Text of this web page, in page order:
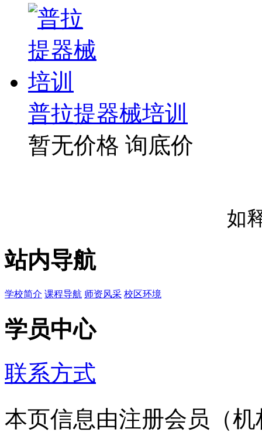
普拉提器械培训
暂无价格 询底价
如
站内导航
学校简介 课程导航 师资风采 校区环境
学员中心
联系方式
本页信息由注册会员（